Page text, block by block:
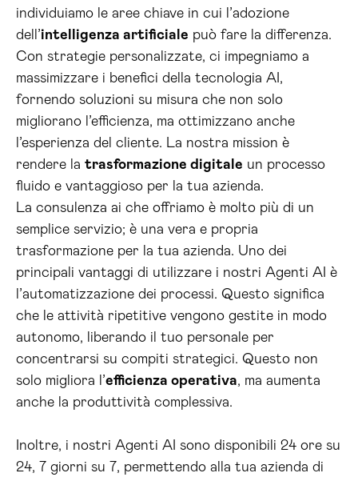
individuiamo le aree chiave in cui l’adozione
dell’intelligenza artificiale può fare la differenza.
Con strategie personalizzate, ci impegniamo a
massimizzare i benefici della tecnologia AI,
fornendo soluzioni su misura che non solo
migliorano l’efficienza, ma ottimizzano anche
l’esperienza del cliente. La nostra mission è
rendere la trasformazione digitale un processo
fluido e vantaggioso per la tua azienda.
La consulenza ai che offriamo è molto più di un
semplice servizio; è una vera e propria
trasformazione per la tua azienda. Uno dei
principali vantaggi di utilizzare i nostri Agenti AI è
l’automatizzazione dei processi. Questo significa
che le attività ripetitive vengono gestite in modo
autonomo, liberando il tuo personale per
concentrarsi su compiti strategici. Questo non
solo migliora l’efficienza operativa, ma aumenta
anche la produttività complessiva.
Inoltre, i nostri Agenti AI sono disponibili 24 ore su
24, 7 giorni su 7, permettendo alla tua azienda di